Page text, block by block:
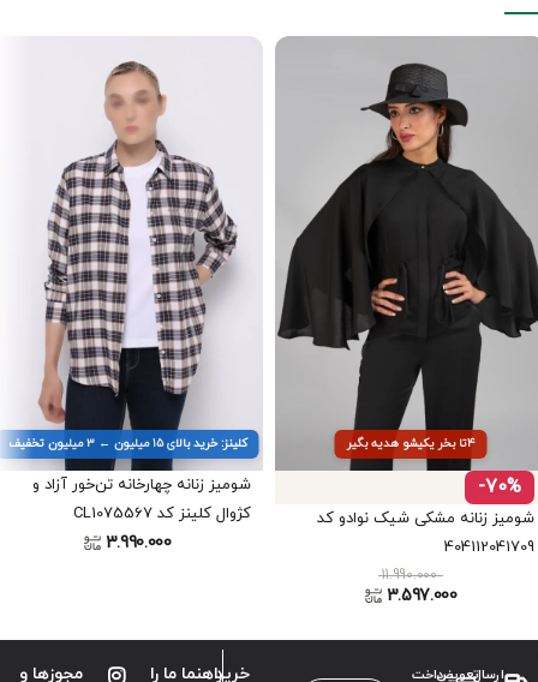
۴تا بخر یکیشو هدیه بگیر
-70%
شومیز زنانه مشکی شیک نوادو کد
404112041709
11.990.000
3.597.000
کلینز: خرید بالای ۱۵ میلیون ← ۳ میلیون تخفیف
شومیز زنانه چهارخانه تن‌خور آزاد و
کژوال کلینز کد CL1075567
3.990.000
ارسالتعویضپرداخت
خریدراهنما ما را
مجوزها و